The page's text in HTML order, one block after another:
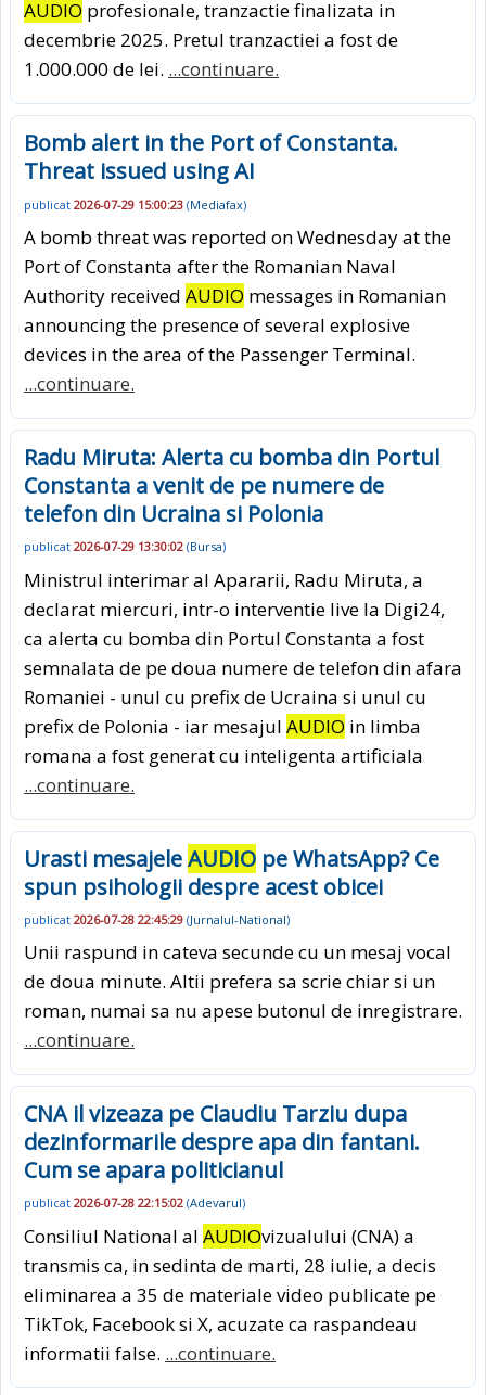
AUDIO profesionale, tranzactie finalizata in
decembrie 2025. Pretul tranzactiei a fost de
1.000.000 de lei. ...continuare.
Bomb alert in the Port of Constanta.
Threat issued using AI
publicat 2026-07-29 15:00:23 (Mediafax)
A bomb threat was reported on Wednesday at the
Port of Constanta after the Romanian Naval
Authority received AUDIO messages in Romanian
announcing the presence of several explosive
devices in the area of the Passenger Terminal.
...continuare.
Radu Miruta: Alerta cu bomba din Portul
Constanta a venit de pe numere de
telefon din Ucraina si Polonia
publicat 2026-07-29 13:30:02 (Bursa)
Ministrul interimar al Apararii, Radu Miruta, a
declarat miercuri, intr-o interventie live la Digi24,
ca alerta cu bomba din Portul Constanta a fost
semnalata de pe doua numere de telefon din afara
Romaniei - unul cu prefix de Ucraina si unul cu
prefix de Polonia - iar mesajul AUDIO in limba
romana a fost generat cu inteligenta artificiala
...continuare.
Urasti mesajeleAUDIO pe WhatsApp? Ce
spun psihologii despre acest obicei
publicat 2026-07-28 22:45:29 (Jurnalul-National)
Unii raspund in cateva secunde cu un mesaj vocal
de doua minute. Altii prefera sa scrie chiar si un
roman, numai sa nu apese butonul de inregistrare.
...continuare.
CNA il vizeaza pe Claudiu Tarziu dupa
dezinformarile despre apa din fantani.
Cum se apara politicianul
publicat 2026-07-28 22:15:02 (Adevarul)
Consiliul National al AUDIOvizualului (CNA) a
transmis ca, in sedinta de marti, 28 iulie, a decis
eliminarea a 35 de materiale video publicate pe
TikTok, Facebook si X, acuzate ca raspandeau
informatii false. ...continuare.